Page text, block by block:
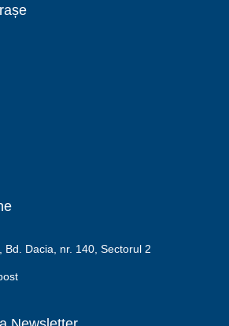
Bd. Dacia, nr. 140, Sectorul 2